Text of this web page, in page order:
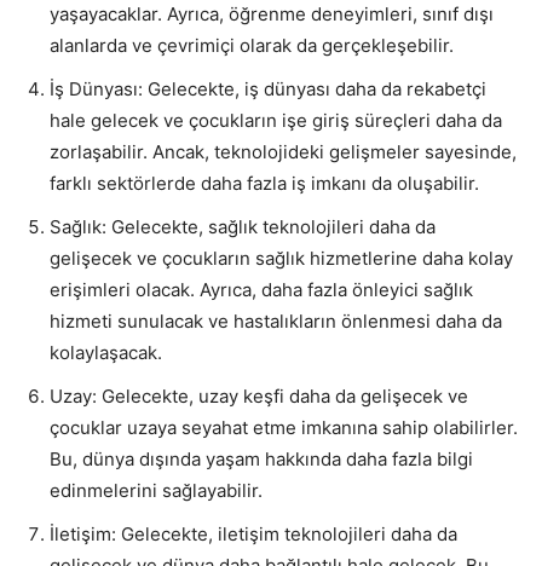
yaşayacaklar. Ayrıca, öğrenme deneyimleri, sınıf dışı
alanlarda ve çevrimiçi olarak da gerçekleşebilir.
İş Dünyası: Gelecekte, iş dünyası daha da rekabetçi
hale gelecek ve çocukların işe giriş süreçleri daha da
zorlaşabilir. Ancak, teknolojideki gelişmeler sayesinde,
farklı sektörlerde daha fazla iş imkanı da oluşabilir.
Sağlık: Gelecekte, sağlık teknolojileri daha da
gelişecek ve çocukların sağlık hizmetlerine daha kolay
erişimleri olacak. Ayrıca, daha fazla önleyici sağlık
hizmeti sunulacak ve hastalıkların önlenmesi daha da
kolaylaşacak.
Uzay: Gelecekte, uzay keşfi daha da gelişecek ve
çocuklar uzaya seyahat etme imkanına sahip olabilirler.
Bu, dünya dışında yaşam hakkında daha fazla bilgi
edinmelerini sağlayabilir.
İletişim: Gelecekte, iletişim teknolojileri daha da